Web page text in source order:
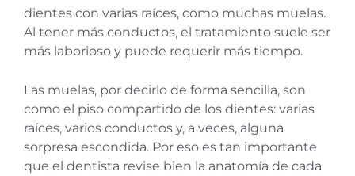
dientes con varias raíces, como muchas muelas.
Al tener más conductos, el tratamiento suele ser
más laborioso y puede requerir más tiempo.
Las muelas, por decirlo de forma sencilla, son
como el piso compartido de los dientes: varias
raíces, varios conductos y, a veces, alguna
sorpresa escondida. Por eso es tan importante
que el dentista revise bien la anatomía de cada